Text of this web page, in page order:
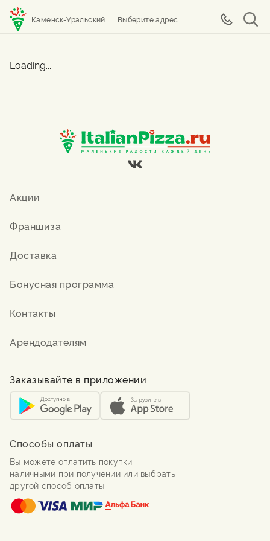
Каменск-Уральский Выберите адрес
Loading...
Акции
Франшиза
Доставка
Бонусная программа
Контакты
Арендодателям
Заказывайте в приложении
Способы оплаты
Вы можете оплатить покупки
наличными при получении или выбрать
другой способ оплаты